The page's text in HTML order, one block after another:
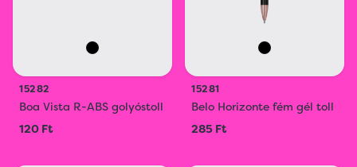
15282
Boa Vista R-ABS golyóstoll
120 Ft
15281
Belo Horizonte fém gél toll
285 Ft